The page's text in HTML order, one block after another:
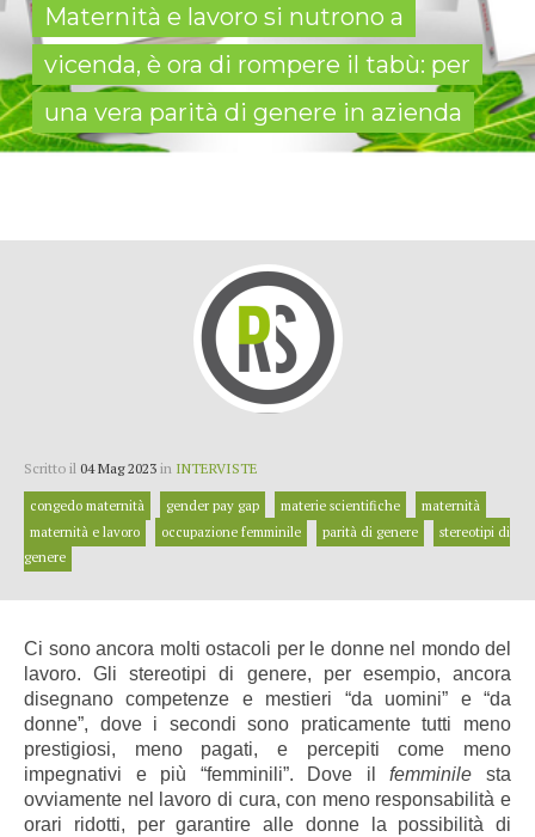
Maternità e lavoro si nutrono a
vicenda, è ora di rompere il tabù: per
una vera parità di genere in azienda
Scritto il 04 Mag 2023 in INTERVISTE
congedo maternità gender pay gap materie scientifiche
maternità
maternità e lavoro
occupazione femminile parità di genere
stereotipi di
genere
Ci sono ancora molti ostacoli per le donne nel mondo del
lavoro. Gli stereotipi di genere, per esempio, ancora
disegnano competenze e mestieri “da uomini” e “da
donne”, dove i secondi sono praticamente tutti meno
prestigiosi, meno pagati, e percepiti come meno
impegnativi e più “femminili”. Dove ilfemminile sta
ovviamente nel lavoro di cura, con meno responsabilità e
orari ridotti, per garantire alle donne la possibilità di